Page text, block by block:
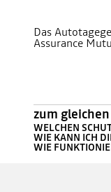
Das
Assurance
zum
WELCHEN
WIE KANN ICH
WIE